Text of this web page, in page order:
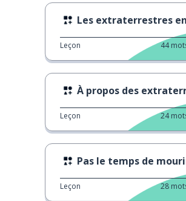
Les extraterrestres enlèvent le
Leçon 44
À propos des
Leçon 24
Pas le temps de
Leçon 28